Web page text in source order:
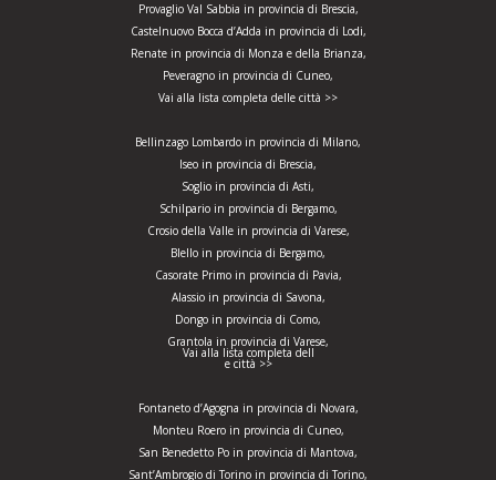
Provaglio Val Sabbia in provincia di Brescia,
Castelnuovo Bocca d’Adda in provincia di Lodi,
Renate in provincia di Monza e della Brianza,
Peveragno in provincia di Cuneo,
Vai alla lista completa delle città >>
Bellinzago Lombardo in provincia di Milano,
Iseo in provincia di Brescia,
Soglio in provincia di Asti,
Schilpario in provincia di Bergamo,
Crosio della Valle in provincia di Varese,
Blello in provincia di Bergamo,
Casorate Primo in provincia di Pavia,
Alassio in provincia di Savona,
Dongo in provincia di Como,
Grantola in provincia di Varese,
Vai alla lista completa dell
e città >>
Fontaneto d’Agogna in provincia di Novara,
Monteu Roero in provincia di Cuneo,
San Benedetto Po in provincia di Mantova,
Sant’Ambrogio di Torino in provincia di Torino,